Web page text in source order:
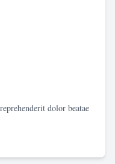
dolor beatae